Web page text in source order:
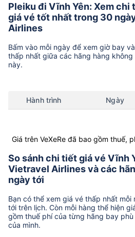
Pleiku đi Vĩnh Yên: Xem chi
giá vé tốt nhất trong 30
Airlines
Bấm vào mỗi ngày để xem giờ bay
thấp nhất giữa các hãng hàng
này.
Hành trình Ngày
Giá trên VeXeRe đã bao gồm thuế,
So sánh chi tiết giá vé Vĩnh
Vietravel Airlines và các
ngày tới
Bạn có thể xem giá vé thấp nhất
tới trên lịch. Còn mỗi hàng thể hiện
gồm thuế phí của từng hãng bay
của mình.